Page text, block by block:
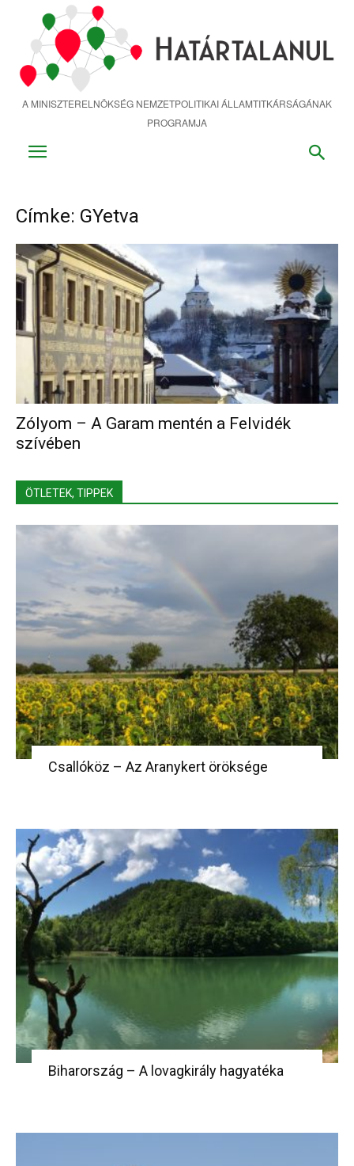
tartalomra
A MINISZTERELNÖKSÉG NEMZETPOLITIKAI ÁLLAMTITKÁRSÁGÁNAK
PROGRAMJA
Címke: GYetva
Zólyom – A Garam mentén a Felvidék
szívében
ÖTLETEK, TIPPEK
Csallóköz – Az Aranykert öröksége
Biharország – A lovagkirály hagyatéka